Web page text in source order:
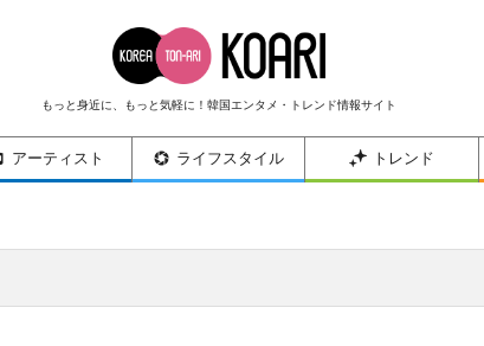
もっと身近に、もっと気軽に！韓国エンタメ・トレンド情報サイト
アーティスト ライフスタイル トレンド